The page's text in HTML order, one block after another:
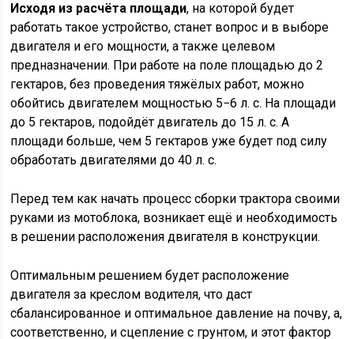
Исходя из расчёта площади, на которой будет
работать такое устройство, станет вопрос и в выборе
двигателя и его мощности, а также целевом
предназначении. При работе на поле площадью до 2
гектаров, без проведения тяжёлых работ, можно
обойтись двигателем мощностью 5−6 л. с. На площади
до 5 гектаров, подойдёт двигатель до 15 л. с. А
площади больше, чем 5 гектаров уже будет под силу
обработать двигателями до 40 л. с.
Перед тем как начать процесс сборки трактора своими
руками из мотоблока, возникает ещё и необходимость
в решении расположения двигателя в конструкции.
Оптимальным решением будет расположение
двигателя за креслом водителя, что даст
сбалансированное и оптимальное давление на почву, а,
соответственно, и сцепление с грунтом, и этот фактор